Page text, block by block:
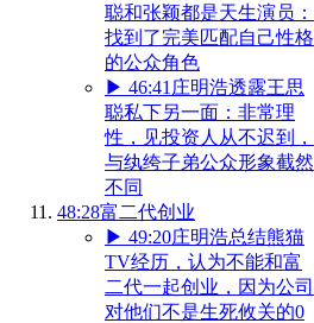
聪和张颖都是天生演员：
找到了完美匹配自己性格
的公众角色
▶ 46:41 庄明浩透露王思
聪私下另一面：非常理
性，见投资人从不迟到，
与纨绔子弟公众形象截然
不同
48:28富二代创业
▶ 49:20庄明浩总结熊猫
TV经历，认为不能和富
二代一起创业，因为公司
对他们不是生死攸关的0